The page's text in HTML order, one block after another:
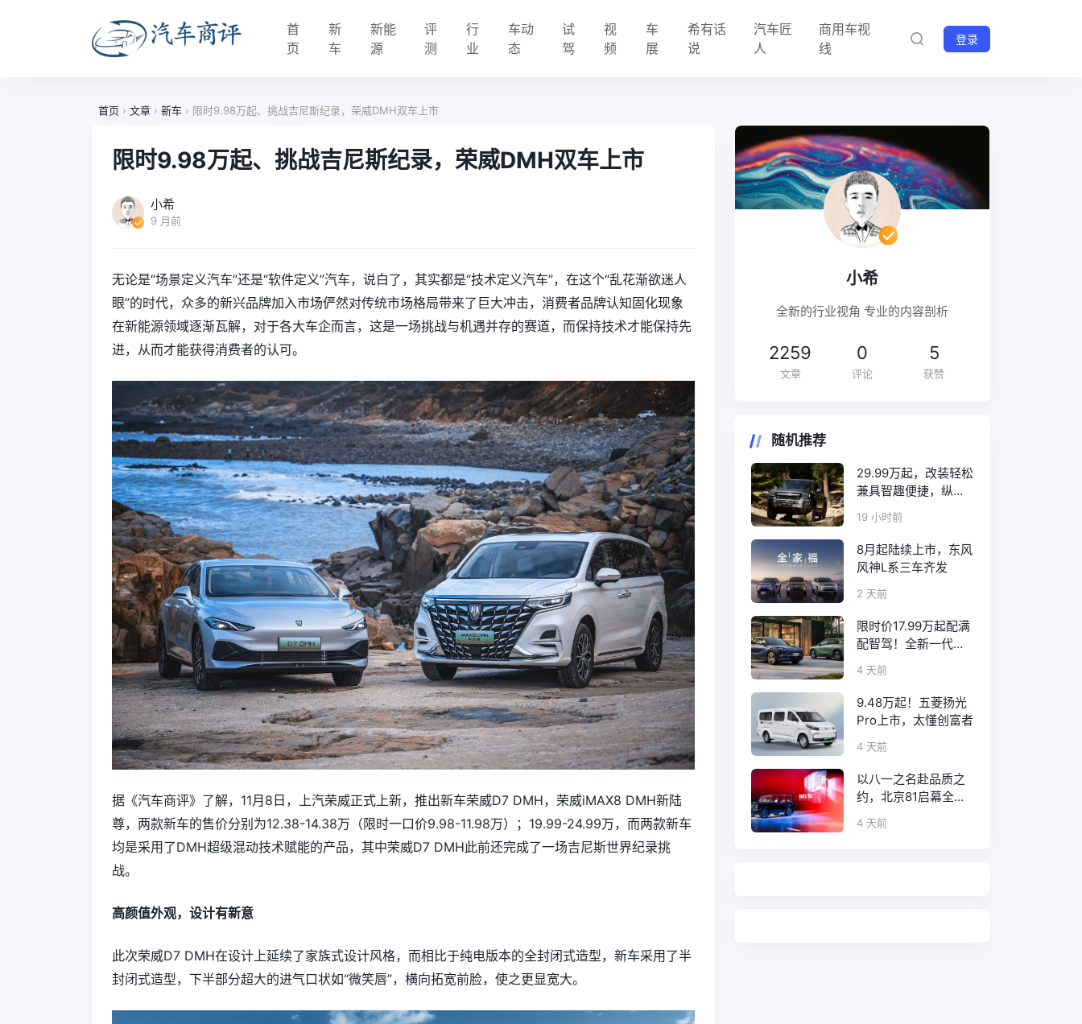
首
页
新
车
新能
源
评
测
行
业
车动
态
试
驾
视
频
车
展
希有话
说
汽车匠
人
商用车视
线
登录
首页 › 文章 › 新车 › 限时9.98万起、挑战吉尼斯纪录，荣威DMH双车上市
限时9.98万起、挑战吉尼斯纪录，荣威DMH双车上市
小希
9 月前
无论是“场景定义汽车”还是“软件定义”汽车，说白了，其实都是“技术定义汽车”，在这个“乱花渐欲迷人
眼”的时代，众多的新兴品牌加入市场俨然对传统市场格局带来了巨大冲击，消费者品牌认知固化现象
在新能源领域逐渐瓦解，对于各大车企而言，这是一场挑战与机遇并存的赛道，而保持技术才能保持先
进，从而才能获得消费者的认可。
据《汽车商评》了解，11月8日，上汽荣威正式上新，推出新车荣威D7 DMH，荣威iMAX8 DMH新陆
尊，两款新车的售价分别为12.38-14.38万（限时一口价9.98-11.98万）；19.99-24.99万，而两款新车
均是采用了DMH超级混动技术赋能的产品，其中荣威D7 DMH此前还完成了一场吉尼斯世界纪录挑
战。
高颜值外观，设计有新意
此次荣威D7 DMH在设计上延续了家族式设计风格，而相比于纯电版本的全封闭式造型，新车采用了半
封闭式造型，下半部分超大的进气口状如“微笑唇”，横向拓宽前脸，使之更显宽大。
小希
全新的行业视角 专业的内容剖析
2259
文章
0
评论
5
获赞
随机推荐
29.99万起，改装轻松
兼具智趣便捷，纵横
F700上市
19 小时前
8月起陆续上市，东风
风神L系三车齐发
2 天前
限时价17.99万起配满
配智驾！全新一代天
工08正式上市
4 天前
9.48万起！五菱扬光
Pro上市，太懂创富者
4 天前
以八一之名赴品质之
约，北京81启幕全新
口碑征程
4 天前